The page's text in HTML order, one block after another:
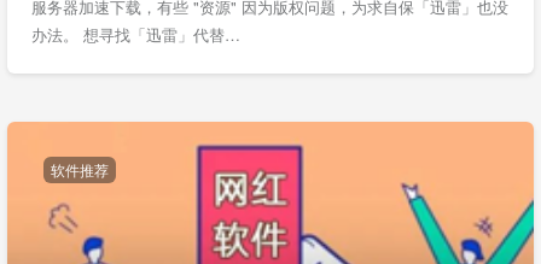
服务器加速下载，有些 "资源" 因为版权问题，为求自保「迅雷」也没
办法。 想寻找「迅雷」代替…
软件推荐